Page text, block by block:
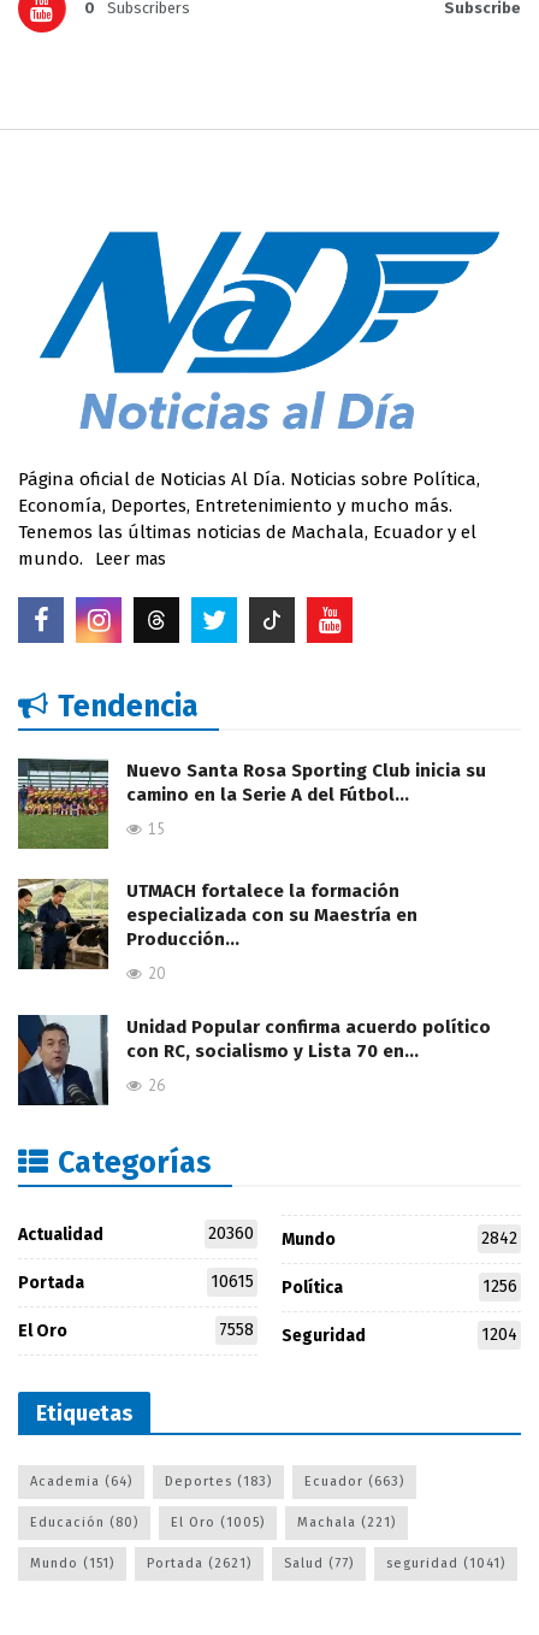
0 Subscribers Subscribe
Página oficial de Noticias Al Día. Noticias sobre Política,
Economía, Deportes, Entretenimiento y mucho más.
Tenemos las últimas noticias de Machala, Ecuador y el
mundo.
Leer mas
Tendencia
Nuevo Santa Rosa Sporting Club inicia su
camino en la Serie A del Fútbol…
15
UTMACH fortalece la formación
especializada con su Maestría en
Producción…
20
Unidad Popular confirma acuerdo político
con RC, socialismo y Lista 70 en…
26
Categorías
Actualidad 20360
Portada 10615
El Oro 7558
Mundo 2842
Política 1256
Seguridad 1204
Etiquetas
Academia (64) Deportes (183) Ecuador (663)
Educación (80) El Oro (1005) Machala (221)
Mundo (151) Portada (2621) Salud (77) seguridad (1041)